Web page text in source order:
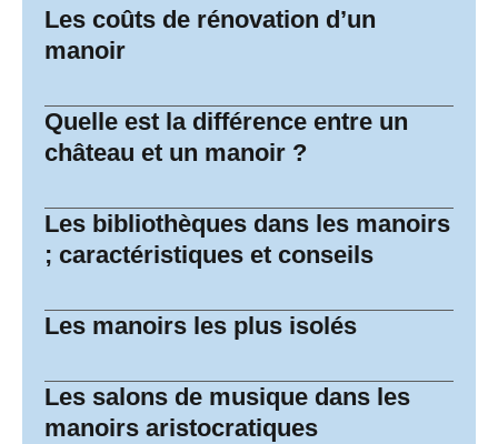
Les coûts de rénovation d’un
manoir
Quelle est la différence entre un
château et un manoir ?
Les bibliothèques dans les manoirs
; caractéristiques et conseils
Les manoirs les plus isolés
Les salons de musique dans les
manoirs aristocratiques